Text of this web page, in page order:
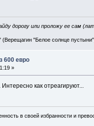
дорогу или проложу ее сам
"Белое солнце
600 евро
»
как отреагируют...
в своей избранности и